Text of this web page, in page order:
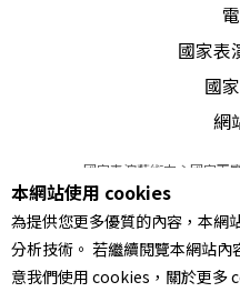
唱片公司DG將李雲迪
以長捲髮幾近日本偶像
不像郎朗那麼富有表演
活躍於音樂會演奏舞台
片的音樂內容也頻獲好
解約，今年投向EMI的
國家表
國
網
國家表演藝術中心國家兩
© 2022Performing arts
統一編號 Tax
本站所提供相關演出資訊，
服務條款｜隱
本網站使用 cookies
為提供您更多優質的內容，本網
分析技術。 若繼續閱覽本網站內
意我們使用 cookies，關於更多